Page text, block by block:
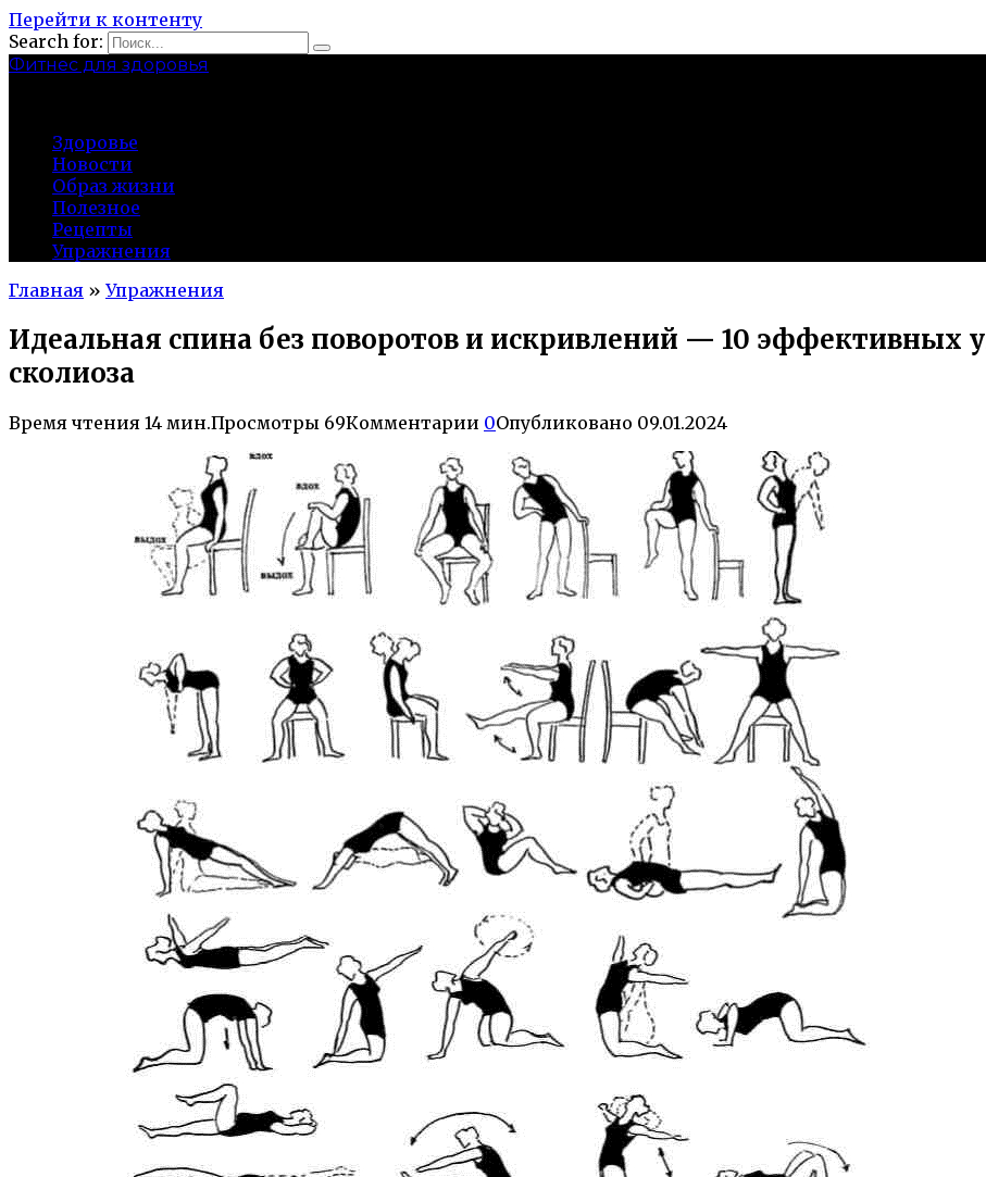
Перейти к контенту
Search for:
Фитнес для здоровья
Здоровье
Новости
Образ жизни
Полезное
Рецепты
Упражнения
Главная » Упражнения
Идеальная спина без поворотов и искривлений — 10 эффективных
сколиоза
Время чтения 14 мин.Просмотры 69Комментарии 0Опубликовано 09.01.2024